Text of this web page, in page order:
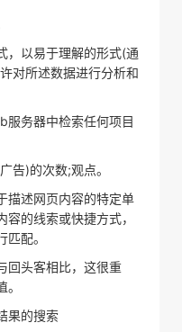
，以易于理解的形式(通
对所述数据进行分析和
服务器中检索任何项目
告)的次数;观点。
描述网页内容的特定单
的线索或快捷方式，
配。
回头客相比，这很重
果的搜索